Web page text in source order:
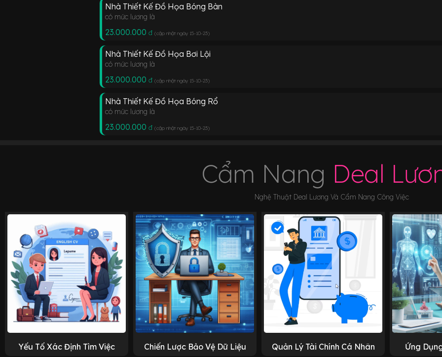
Nhà Thiết Kế Đồ Họa Bóng Bàn
có mức lương là
23.000.000 đ (cập nhật ngày 15-10-23)
Nhà Thiết Kế Đồ Họa Bơi Lội
có mức lương là
23.000.000 đ (cập nhật ngày 15-10-23)
Nhà Thiết Kế Đồ Họa Bóng Rổ
có mức lương là
23.000.000 đ (cập nhật ngày 15-10-23)
Cẩm Nang Deal
Nghệ Thuật Deal Lương Và Cẩm Nang Công Việc
Yếu Tố Xác Định Tìm Việc Chiến Lược Bảo Vệ Dữ Liệu Quản Lý Tài Chính Cá Nhân Ứng